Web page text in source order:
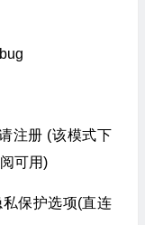
注册 (该模式下
可用)
保护选项(直连